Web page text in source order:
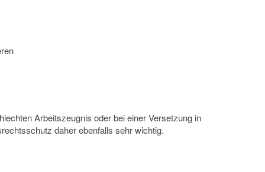
Arbeitszeugnis oder bei einer Versetzung in
daher ebenfalls sehr wichtig.